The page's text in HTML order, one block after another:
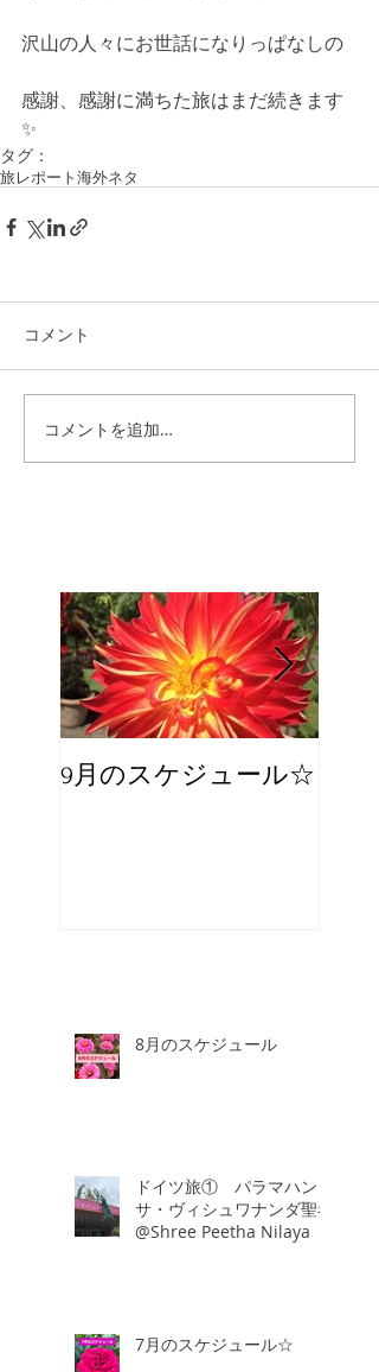
沢山の人々にお世話になりっぱなしの
感謝、感謝に満ちた旅はまだ続きます
✨
タグ：
旅レポート海外ネタ
コメント
コメントを追加…
9月のスケジュール☆
8月のスケジュール
ドイツ旅① パラマハン
サ・ヴィシュワナンダ聖者
@Shree Peetha Nilaya
7月のスケジュール☆